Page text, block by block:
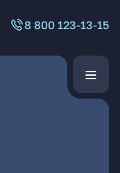
8 800 123-13-15